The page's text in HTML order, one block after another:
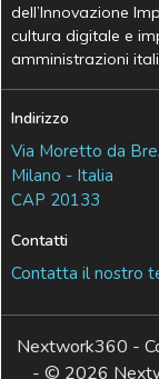
dell’Innovazione
cultura digitale e
amministrazioni
Indirizzo
Via Moretto da
Milano - Italia
CAP 20133
Contatti
Contatta il nostro
Nextwork360 -
- © 2026